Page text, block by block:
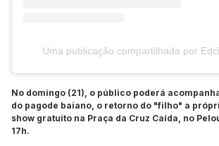
Uma publicação compartilhada por
No domingo (21), o público poderá
do pagode baiano, o retorno do "filho" a
show gratuito na Praça da Cruz Caída, no
17h.